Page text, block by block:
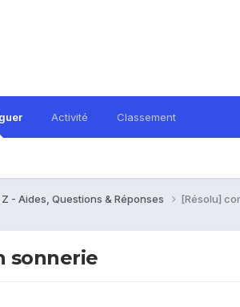
Activité Classement
- Aides, Questions & Réponses [Résolu]
sonnerie